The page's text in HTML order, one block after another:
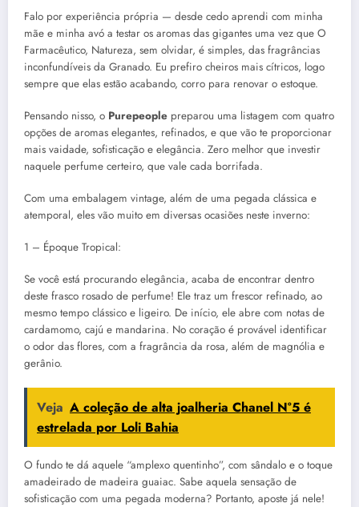
Falo por experiência própria — desde cedo aprendi com minha
mãe e minha avó a testar os aromas das gigantes uma vez que O
Farmacêutico, Natureza, sem olvidar, é simples, das fragrâncias
inconfundíveis da Granado. Eu prefiro cheiros mais cítricos, logo
sempre que elas estão acabando, corro para renovar o estoque.
Pensando nisso, o Purepeople preparou uma listagem com quatro
opções de aromas elegantes, refinados, e que vão te proporcionar
mais vaidade, sofisticação e elegância. Zero melhor que investir
naquele perfume certeiro, que vale cada borrifada.
Com uma embalagem vintage, além de uma pegada clássica e
atemporal, eles vão muito em diversas ocasiões neste inverno:
1 – Époque Tropical:
Se você está procurando elegância, acaba de encontrar dentro
deste frasco rosado de perfume! Ele traz um frescor refinado, ao
mesmo tempo clássico e ligeiro. De início, ele abre com notas de
cardamomo, cajú e mandarina. No coração é provável identificar
o odor das flores, com a fragrância da rosa, além de magnólia e
gerânio.
Veja A coleção de alta joalheria Chanel N°5 é
estrelada por Loli Bahia
O fundo te dá aquele “amplexo quentinho”, com sândalo e o toque
amadeirado de madeira guaiac. Sabe aquela sensação de
sofisticação com uma pegada moderna? Portanto, aposte já nele!